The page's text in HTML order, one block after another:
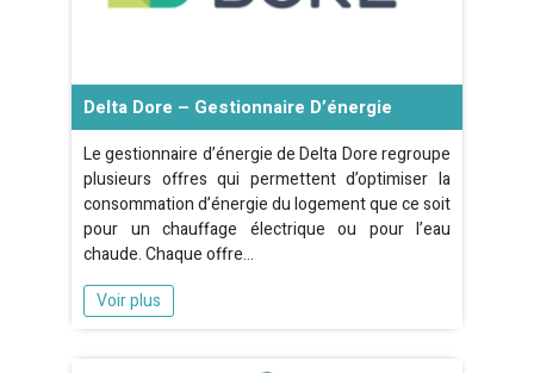
Delta Dore – Gestionnaire D’énergie
Le gestionnaire d’énergie de Delta Dore regroupe
plusieurs offres qui permettent d’optimiser la
consommation d’énergie du logement que ce soit
pour un chauffage électrique ou pour l’eau
chaude. Chaque offre…
Voir plus